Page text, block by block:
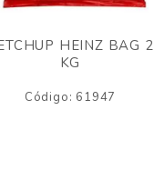
HEINZ BAG 2
KG
Código: 61947